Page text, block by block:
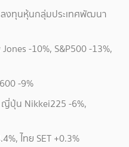
หุ้นกลุ่มประเทศพัฒนา
-10%, S&P500 -13%,
-9%
Nikkei225 -6%,
ทย SET +0.3%